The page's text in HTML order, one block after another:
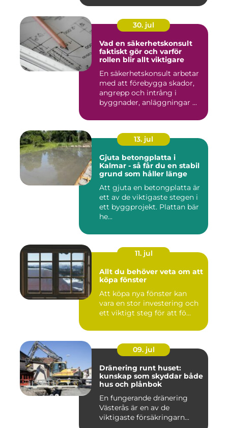
30. jul
Vad en säkerhetskonsult
faktiskt gör och varför
rollen blir allt viktigare
En säkerhetskonsult arbetar
med att förebygga skador,
angrepp och intrång i
byggnader, anläggningar ...
13. jul
Gjuta betongplatta i
Kalmar - så får du en stabil
grund som håller länge
Att gjuta en betongplatta är
ett av de viktigaste stegen i
ett byggprojekt. Plattan bär
he...
11. jul
Allt du behöver veta om att
köpa fönster
Att köpa nya fönster kan
vara en stor investering och
ett viktigt steg för att fö...
09. jul
Dränering runt huset:
kunskap som skyddar både
hus och plånbok
En fungerande dränering
Västerås är en av de
viktigaste försäkringarn...